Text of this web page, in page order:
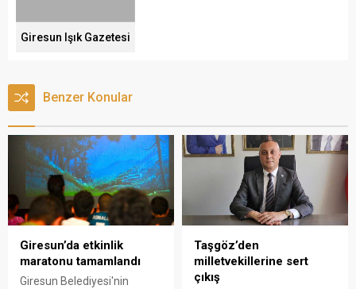
Giresun Işık Gazetesi
Benzer Konular
Giresun’da etkinlik
maratonu tamamlandı
Giresun Belediyesi'nin
Taşgöz’den
milletvekillerine sert
çıkış